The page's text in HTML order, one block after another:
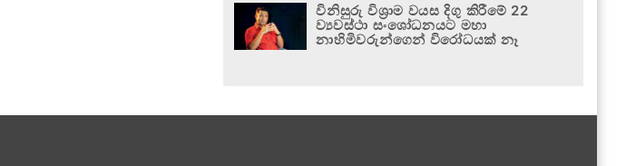
විනිසුරු විශ්‍රාම වයස දිගු කිරීමේ 22
ව්‍යවස්ථා සංශෝධනයට මහා
නාහිමිවරුන්ගෙන් විරෝධයක් නෑ